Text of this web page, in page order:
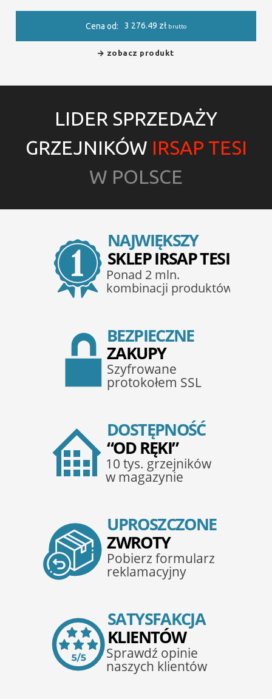
Cena od: 3 276.49 zł brutto
zobacz produkt
LIDER SPRZEDAŻY
GRZEJNIKÓW IRSAP TESI
W POLSCE